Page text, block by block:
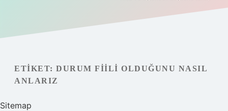
Gizlilik Politikası
Hakkımızda
ETIKET: DURUM FIILI OLDUĞUNU NASIL
ANLARIZ
Sitemap